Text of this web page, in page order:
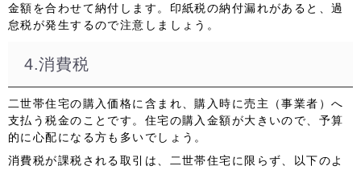
金額を合わせて納付します。印紙税の納付漏れがあると、過
怠税が発生するので注意しましょう。
4.消費税
二世帯住宅の購入価格に含まれ、購入時に売主（事業者）へ
支払う税金のことです。住宅の購入金額が大きいので、予算
的に心配になる方も多いでしょう。
消費税が課税される取引は、二世帯住宅に限らず、以下のよ